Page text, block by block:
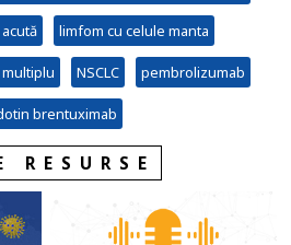
limfom cu celule manta
NSCLC pembrolizumab
brentuximab
RESURSE